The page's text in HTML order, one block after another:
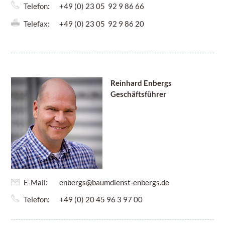
Telefon:
+49 (0) 23 05 92 9 86 66
Telefax:
+49 (0) 23 05 92 9 86 20
Reinhard Enbergs
Geschäftsführer
E-Mail:
enbergs@baumdienst-enbergs.de
Telefon:
+49 (0) 20 45 96 3 97 00